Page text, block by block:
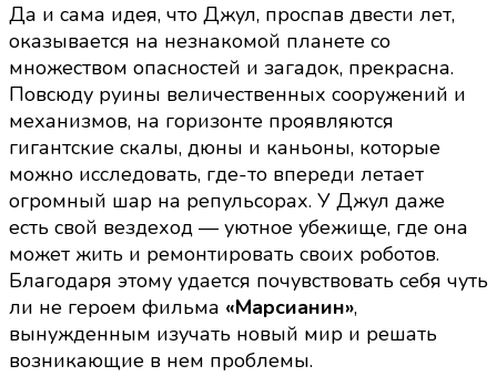
Да и сама идея, что Джул, проспав двести лет,
оказывается на незнакомой планете со
множеством опасностей и загадок, прекрасна.
Повсюду руины величественных сооружений и
механизмов, на горизонте проявляются
гигантские скалы, дюны и каньоны, которые
можно исследовать, где-то впереди летает
огромный шар на репульсорах. У Джул даже
есть свой вездеход — уютное убежище, где она
может жить и ремонтировать своих роботов.
Благодаря этому удается почувствовать себя чуть
ли не героем фильма «Марсианин»,
вынужденным изучать новый мир и решать
возникающие в нем проблемы.